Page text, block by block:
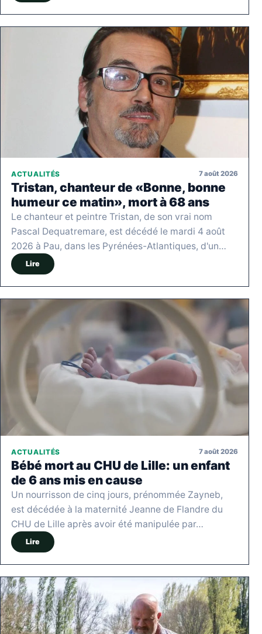
ACTUALITÉS 7 août 2026
Tristan, chanteur de «Bonne, bonne
humeur ce matin», mort à 68 ans
Le chanteur et peintre Tristan, de son vrai nom
Pascal Dequatremare, est décédé le mardi 4 août
2026 à Pau, dans les Pyrénées-Atlantiques, d'un…
Lire
ACTUALITÉS 7 août 2026
Bébé mort au CHU de Lille: un enfant
de 6 ans mis en cause
Un nourrisson de cinq jours, prénommée Zayneb,
est décédée à la maternité Jeanne de Flandre du
CHU de Lille après avoir été manipulée par…
Lire